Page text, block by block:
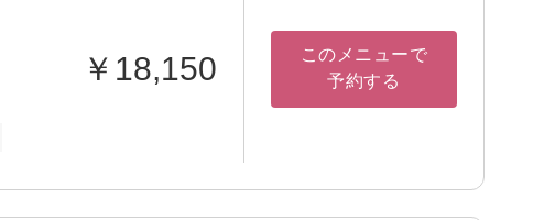
￥18,150
このメニューで
予約する